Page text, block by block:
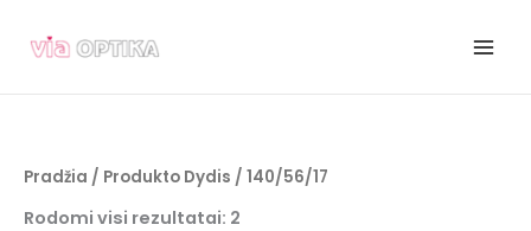
prie
Pradžia / Produkto Dydis / 140/56/17
Rodomi visi rezultatai: 2